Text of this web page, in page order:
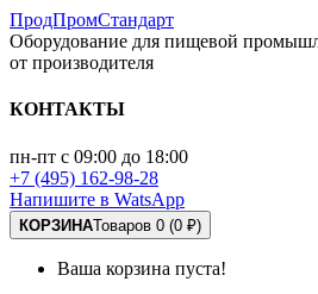
ПродПромСтандарт
Оборудование для пищевой
от производителя
КОНТАКТЫ
пн-пт с 09:00 до 18:00
+7 (495) 162-98-28
Напишите в WatsApp
КОРЗИНАТоваров 0 (0 ₽)
Ваша корзина пуста!